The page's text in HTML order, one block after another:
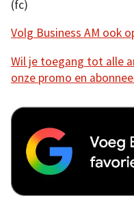
(fc)
Volg Business AM ook
Wil je toegang tot alle
onze promo en